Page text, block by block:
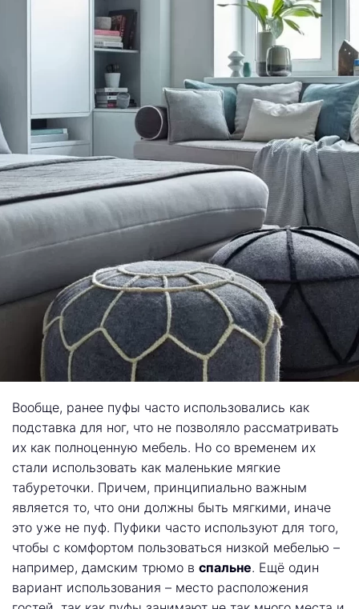
Вообще, ранее пуфы часто использовались как
подставка для ног, что не позволяло рассматривать
их как полноценную мебель. Но со временем их
стали использовать как маленькие мягкие
табуреточки. Причем, принципиально важным
является то, что они должны быть мягкими, иначе
это уже не пуф. Пуфики часто используют для того,
чтобы с комфортом пользоваться низкой мебелью –
например, дамским трюмо в спальне. Ещё один
вариант использования – место расположения